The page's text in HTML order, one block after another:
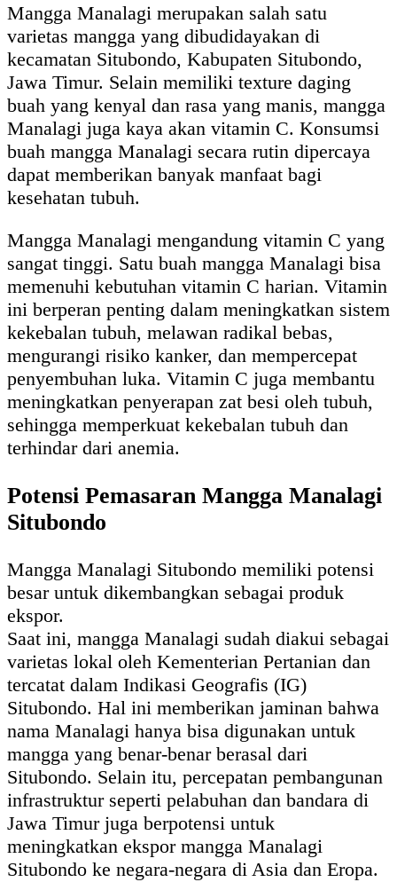
Mangga Manalagi merupakan salah satu
varietas mangga yang dibudidayakan di
kecamatan Situbondo, Kabupaten Situbondo,
Jawa Timur. Selain memiliki texture daging
buah yang kenyal dan rasa yang manis, mangga
Manalagi juga kaya akan vitamin C. Konsumsi
buah mangga Manalagi secara rutin dipercaya
dapat memberikan banyak manfaat bagi
kesehatan tubuh.
Mangga Manalagi mengandung vitamin C yang
sangat tinggi. Satu buah mangga Manalagi bisa
memenuhi kebutuhan vitamin C harian. Vitamin
ini berperan penting dalam meningkatkan sistem
kekebalan tubuh, melawan radikal bebas,
mengurangi risiko kanker, dan mempercepat
penyembuhan luka. Vitamin C juga membantu
meningkatkan penyerapan zat besi oleh tubuh,
sehingga memperkuat kekebalan tubuh dan
terhindar dari anemia.
Potensi Pemasaran Mangga Manalagi
Situbondo
Mangga Manalagi Situbondo memiliki potensi
besar untuk dikembangkan sebagai produk
ekspor.
Saat ini, mangga Manalagi sudah diakui sebagai
varietas lokal oleh Kementerian Pertanian dan
tercatat dalam Indikasi Geografis (IG)
Situbondo. Hal ini memberikan jaminan bahwa
nama Manalagi hanya bisa digunakan untuk
mangga yang benar-benar berasal dari
Situbondo. Selain itu, percepatan pembangunan
infrastruktur seperti pelabuhan dan bandara di
Jawa Timur juga berpotensi untuk
meningkatkan ekspor mangga Manalagi
Situbondo ke negara-negara di Asia dan Eropa.